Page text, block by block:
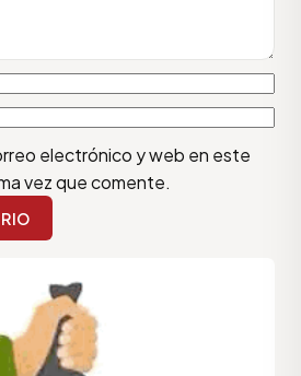
electrónico y web en este
vez que comente.